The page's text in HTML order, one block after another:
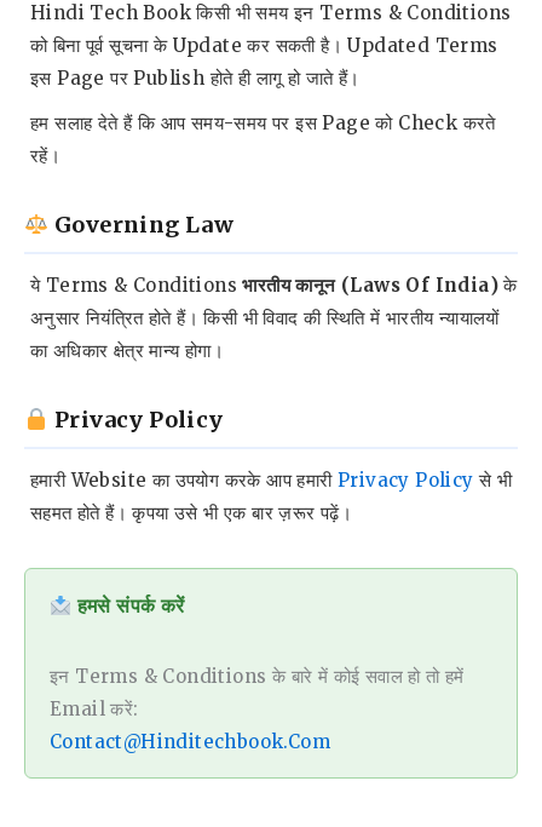
Hindi Tech Book किसी भी समय इन Terms & Conditions
को बिना पूर्व सूचना के Update कर सकती है। Updated Terms
इस Page पर Publish होते ही लागू हो जाते हैं।
हम सलाह देते हैं कि आप समय-समय पर इस Page को Check करते
रहें।
Governing Law
ये Terms & Conditionsभारतीय कानून (Laws Of India)के
अनुसार नियंत्रित होते हैं। किसी भी विवाद की स्थिति में भारतीय न्यायालयों
का अधिकार क्षेत्र मान्य होगा।
Privacy Policy
हमारी Website का उपयोग करके आप हमारी Privacy Policy से भी
सहमत होते हैं। कृपया उसे भी एक बार ज़रूर पढ़ें।
हमसे संपर्क करें
इन Terms & Conditions के बारे में कोई सवाल हो तो हमें
Email करें:
Contact@hinditechbook.com